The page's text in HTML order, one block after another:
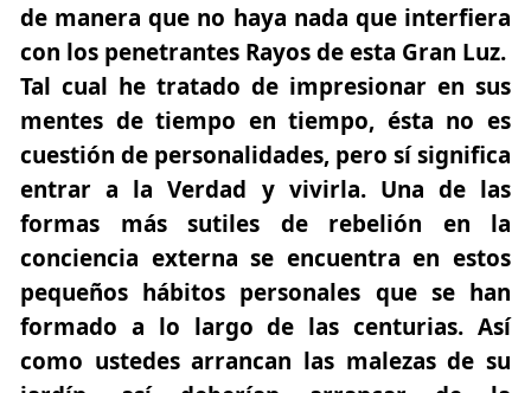
de manera que no haya nada que interfiera
con los penetrantes Rayos de esta Gran Luz.
Tal cual he tratado de impresionar en sus
mentes de tiempo en tiempo, ésta no es
cuestión de personalidades, pero sí significa
entrar a la Verdad y vivirla. Una de las
formas más sutiles de rebelión en la
conciencia externa se encuentra en estos
pequeños hábitos personales que se han
formado a lo largo de las centurias. Así
como ustedes arrancan las malezas de su